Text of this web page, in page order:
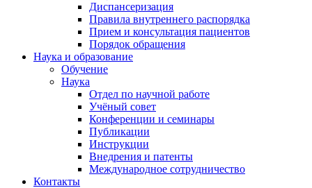
Диспансеризация
Правила внутреннего распорядка
Прием и консультация пациентов
Порядок обращения
Наука и образование
Обучение
Наука
Отдел по научной работе
Учёный совет
Конференции и семинары
Публикации
Инструкции
Внедрения и патенты
Международное сотрудничество
Контакты